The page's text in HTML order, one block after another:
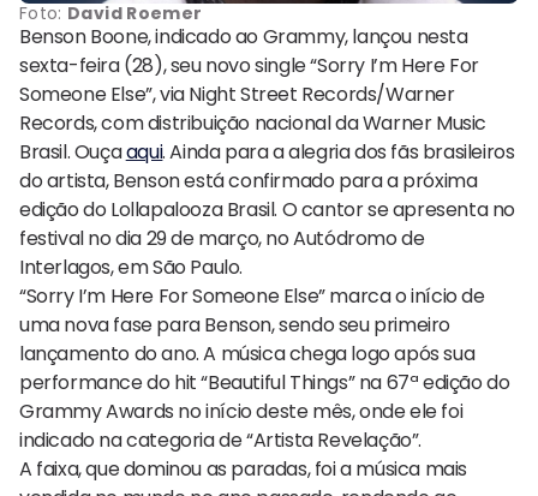
Foto: David Roemer
Benson Boone, indicado ao Grammy, lançou nesta
sexta-feira (28), seu novo single “Sorry I’m Here For
Someone Else”, via Night Street Records/Warner
Records, com distribuição nacional da Warner Music
Brasil. Ouçaaqui. Ainda para a alegria dos fãs brasileiros
do artista, Benson está confirmado para a próxima
edição do Lollapalooza Brasil. O cantor se apresenta no
festival no dia 29 de março, no Autódromo de
Interlagos, em São Paulo.
“Sorry I’m Here For Someone Else” marca o início de
uma nova fase para Benson, sendo seu primeiro
lançamento do ano. A música chega logo após sua
performance do hit “Beautiful Things” na 67ª edição do
Grammy Awards no início deste mês, onde ele foi
indicado na categoria de “Artista Revelação”.
A faixa, que dominou as paradas, foi a música mais